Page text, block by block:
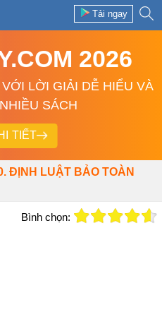
Tải ngay
2026
LỜI GIẢI DỄ HIỂU VÀ
SÁCH
TIẾT
ĐỊNH LUẬT BẢO TOÀN
Bình chọn: